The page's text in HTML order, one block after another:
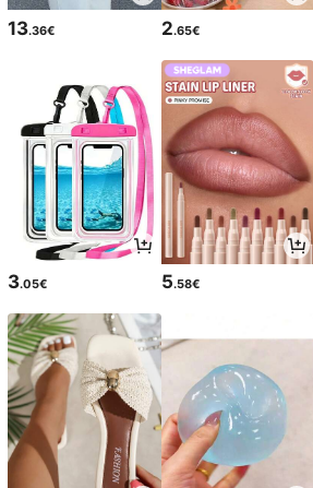
13.36€ 2.65€
3.05€ 5.58€